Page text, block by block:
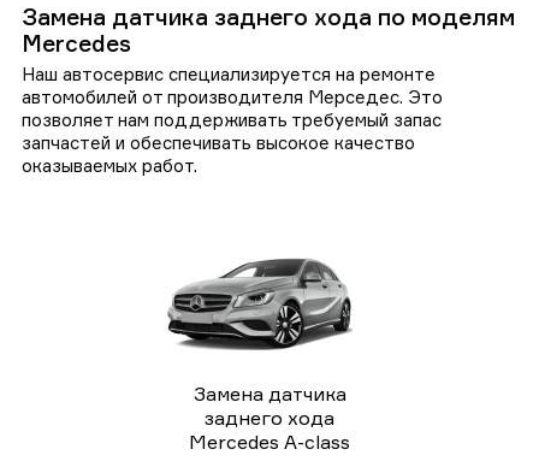
Замена датчика заднего хода по моделям
Mercedes
Наш автосервис специализируется на ремонте
автомобилей от производителя Мерседес. Это
позволяет нам поддерживать требуемый запас
запчастей и обеспечивать высокое качество
оказываемых работ.
Замена датчика
заднего хода
Mercedes A-class